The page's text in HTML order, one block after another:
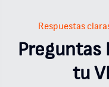
Respuestas
Preguntas
tu